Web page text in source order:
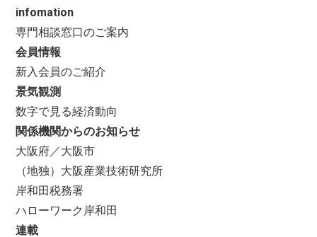
infomation
専門相談窓口のご案内
会員情報
新入会員のご紹介
景気観測
数字で見る経済動向
関係機関からのお知らせ
大阪府／大阪市
（地独）大阪産業技術研究所
岸和田税務署
ハローワーク岸和田
連載